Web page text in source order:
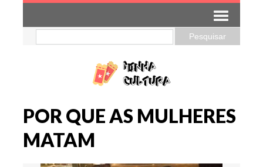
POR QUE AS MULHERES
MATAM